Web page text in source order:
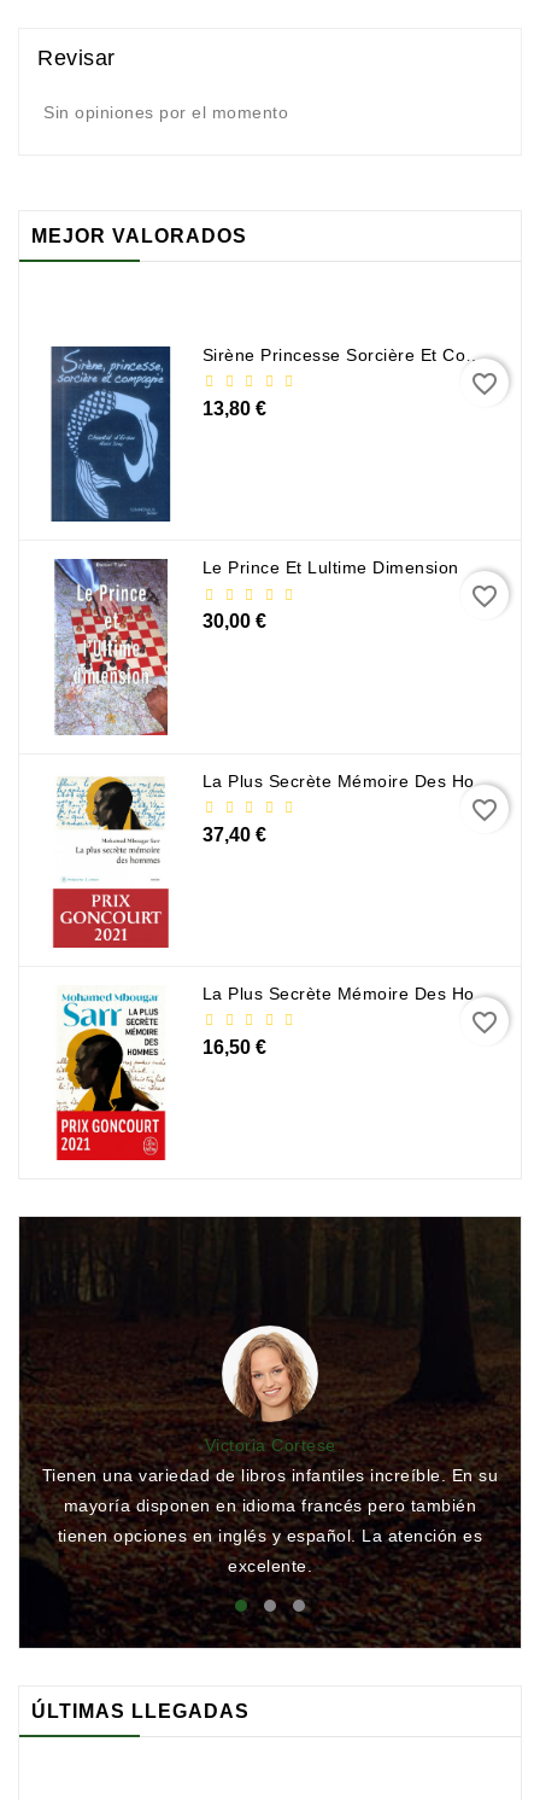
Revisar
Sin opiniones por el momento
MEJOR VALORADOS
Sirène Princesse Sorcière Et Compagnie
13,80 €
favorite_border
Le Prince Et Lultime Dimension
30,00 €
favorite_border
La Plus Secrète Mémoire Des Hommes - Mohamed Mbougar Sarr
37,40 €
favorite_border
La Plus Secrète Mémoire Des Hommes - Mohamed Mbougar Sarr
16,50 €
favorite_border
Victoria Cortese
Tienen una variedad de libros infantiles increíble. En su
mayoría disponen en idioma francés pero también
tienen opciones en inglés y español. La atención es
excelente.
ÚLTIMAS LLEGADAS